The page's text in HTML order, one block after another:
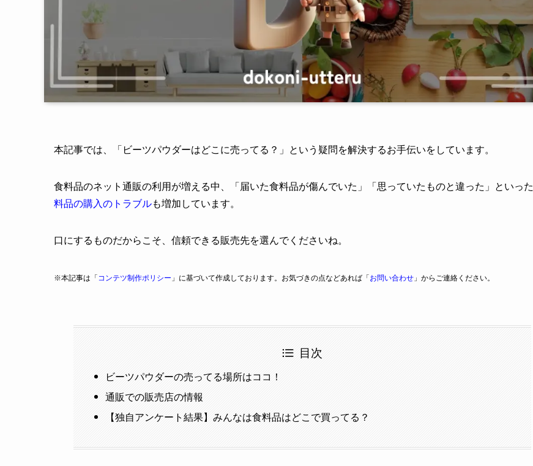
本記事では、「ビーツパウダーはどこに売ってる？」という疑問を解決するお手伝いをしています。
食料品のネット通販の利用が増える中、「届いた食料品が傷んでいた」「思っていたものと違った」といった
料品の購入のトラブルも増加しています。
口にするものだからこそ、信頼できる販売先を選んでくださいね。
※本記事は「 コンテツ制作ポリシー 」に基づいて作成しております。お気づきの点などあれば「 お問い合わせ 」からご連絡ください。
目次
ビーツパウダーの売ってる場所はココ！
通販での販売店の情報
【独自アンケート結果】みんなは食料品はどこで買ってる？